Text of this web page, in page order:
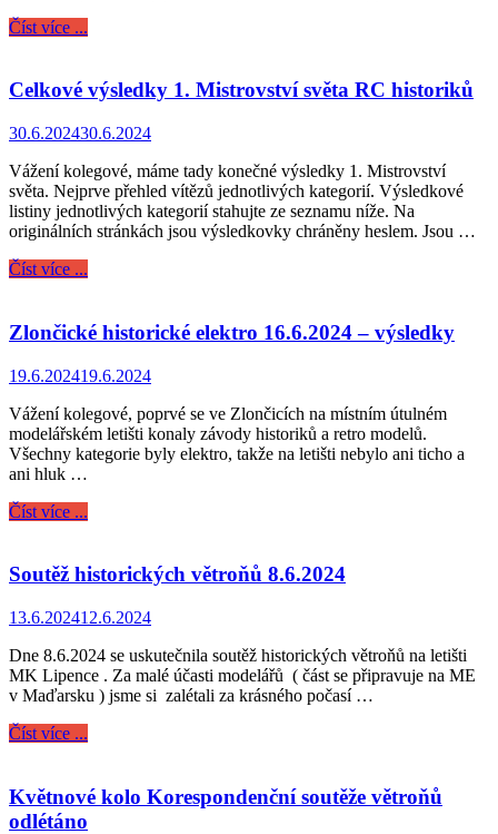
Číst více ...
Celkové výsledky 1. Mistrovství světa RC historiků
30.6.202430.6.2024
Vážení kolegové, máme tady konečné výsledky 1. Mistrovství
světa. Nejprve přehled vítězů jednotlivých kategorií. Výsledkové
listiny jednotlivých kategorií stahujte ze seznamu níže. Na
originálních stránkách jsou výsledkovky chráněny heslem. Jsou …
Číst více ...
Zlončické historické elektro 16.6.2024 – výsledky
19.6.202419.6.2024
Vážení kolegové, poprvé se ve Zlončicích na místním útulném
modelářském letišti konaly závody historiků a retro modelů.
Všechny kategorie byly elektro, takže na letišti nebylo ani ticho a
ani hluk …
Číst více ...
Soutěž historických větroňů 8.6.2024
13.6.202412.6.2024
Dne 8.6.2024 se uskutečnila soutěž historických větroňů na letišti
MK Lipence . Za malé účasti modelářů ( část se připravuje na ME
v Maďarsku ) jsme si zalétali za krásného počasí …
Číst více ...
Květnové kolo Korespondenční soutěže větroňů
odlétáno